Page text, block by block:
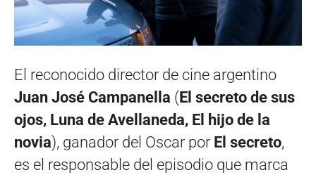
El reconocido director de cine argentino
Juan José Campanella (El secreto de sus
ojos, Luna de Avellaneda, El hijo de la
novia), ganador del Oscar por El secreto,
es el responsable del episodio que marca